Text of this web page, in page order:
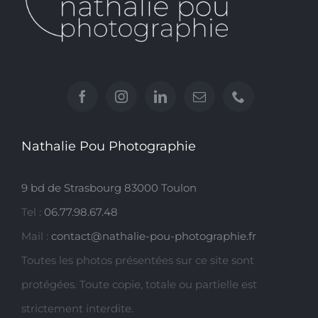
Nathalie Pou Photographie
9 bd de Strasbourg 83000 Toulon
Tel : 06.77.98.67.48
Mail : contact@nathalie-pou-photographie.fr
Toutes les photos présentées sur ce site sont
protégées. Toute copie, totale ou partielle est
strictement interdite.